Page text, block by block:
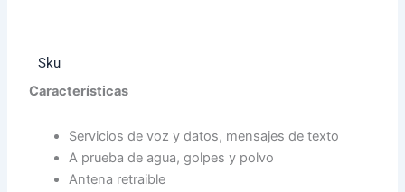
Sku
Características
Servicios de voz y datos, mensajes de texto
A prueba de agua, golpes y polvo
Antena retraible